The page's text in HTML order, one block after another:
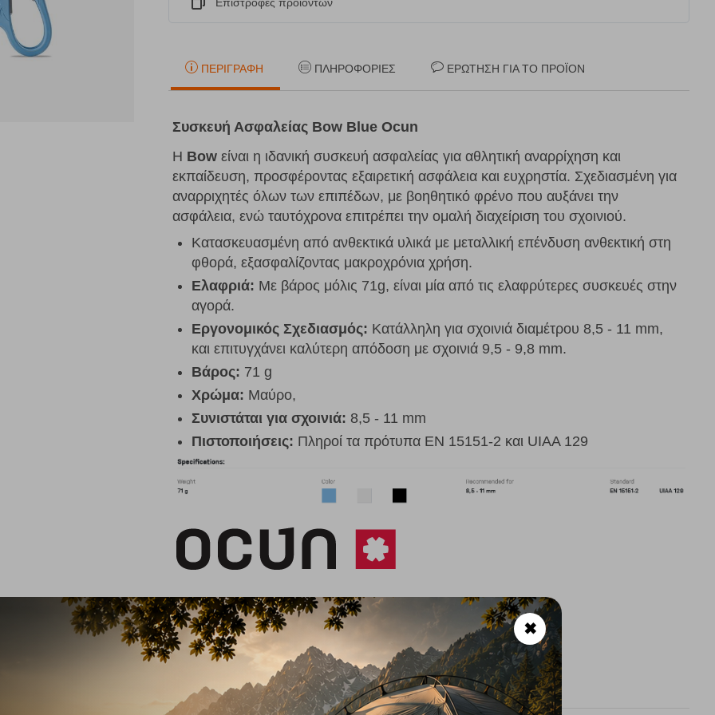
Eπιστροφές προϊόντων
ΠΕΡΙΓΡΑΦΉ ΠΛΗΡΟΦΟΡΊΕΣ ΕΡΏΤΗΣΗ ΓΙΑ ΤΟ ΠΡΟΪΌΝ
Συσκευή Ασφαλείας Bow Blue Ocun
Η Bow είναι η ιδανική συσκευή ασφαλείας για αθλητική αναρρίχηση και
εκπαίδευση, προσφέροντας εξαιρετική ασφάλεια και ευχρηστία. Σχεδιασμένη για
αναρριχητές όλων των επιπέδων, με βοηθητικό φρένο που αυξάνει την
ασφάλεια, ενώ ταυτόχρονα επιτρέπει την ομαλή διαχείριση του σχοινιού.
Κατασκευασμένη από ανθεκτικά υλικά με μεταλλική επένδυση ανθεκτική στη
φθορά, εξασφαλίζοντας μακροχρόνια χρήση.
Ελαφριά: Με βάρος μόλις 71g, είναι μία από τις ελαφρύτερες συσκευές στην
αγορά.
Εργονομικός Σχεδιασμός: Κατάλληλη για σχοινιά διαμέτρου 8,5 - 11 mm,
και επιτυγχάνει καλύτερη απόδοση με σχοινιά 9,5 - 9,8 mm.
Βάρος: 71 g
Χρώμα: Μαύρο,
Συνιστάται για σχοινιά: 8,5 - 11 mm
Πιστοποιήσεις: Πληροί τα πρότυπα EN 15151-2 και UIAA 129
✖